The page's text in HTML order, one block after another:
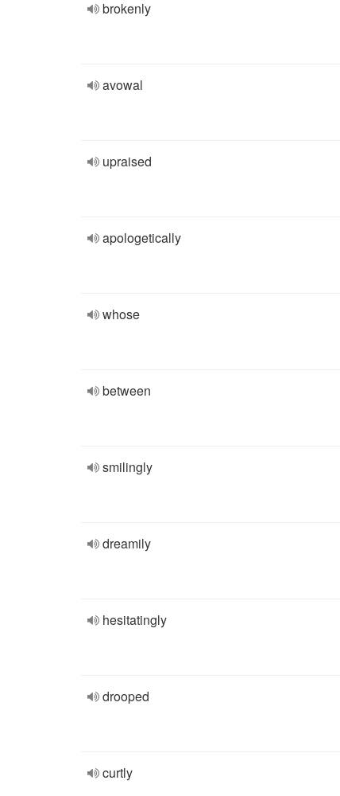
brokenly
avowal
upraised
apologetically
whose
between
smilingly
dreamily
hesitatingly
drooped
curtly